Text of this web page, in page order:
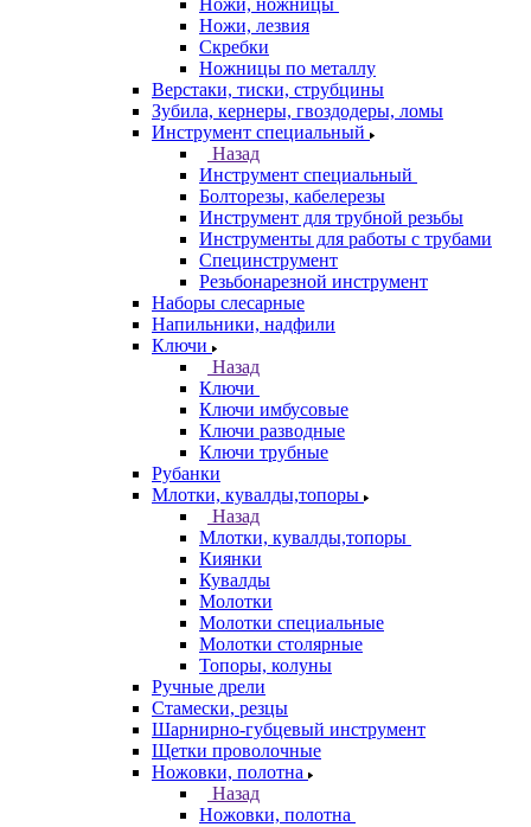
Ножи, ножницы
Ножи, лезвия
Скребки
Ножницы по металлу
Верстаки, тиски, струбцины
Зубила, кернеры, гвоздодеры, ломы
Инструмент специальный
Назад
Инструмент специальный
Болторезы, кабелерезы
Инструмент для трубной резьбы
Инструменты для работы с трубами
Специнструмент
Резьбонарезной инструмент
Наборы слесарные
Напильники, надфили
Ключи
Назад
Ключи
Ключи имбусовые
Ключи разводные
Ключи трубные
Рубанки
Млотки, кувалды,топоры
Назад
Млотки, кувалды,топоры
Киянки
Кувалды
Молотки
Молотки специальные
Молотки столярные
Топоры, колуны
Ручные дрели
Стамески, резцы
Шарнирно-губцевый инструмент
Щетки проволочные
Ножовки, полотна
Назад
Ножовки, полотна